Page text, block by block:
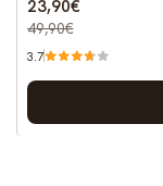
23,90€
49,90€
3.7